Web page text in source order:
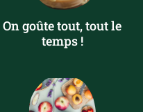
On goûte tout, tout le
temps !